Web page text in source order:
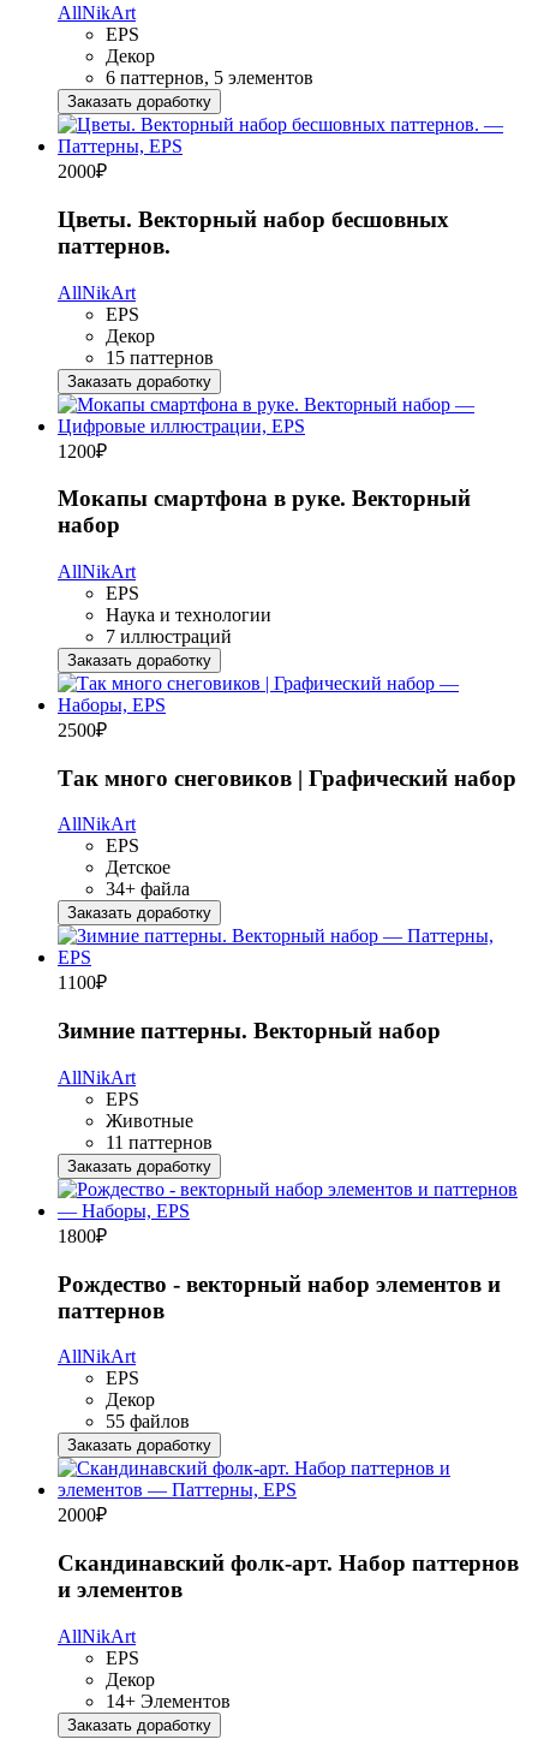
AllNikArt
EPS
Декор
6 паттернов, 5 элементов
Заказать доработку
2000₽
Цветы. Векторный набор бесшовных
паттернов.
AllNikArt
EPS
Декор
15 паттернов
Заказать доработку
1200₽
Мокапы смартфона в руке. Векторный
набор
AllNikArt
EPS
Наука и технологии
7 иллюстраций
Заказать доработку
2500₽
Так много снеговиков | Графический набор
AllNikArt
EPS
Детское
34+ файла
Заказать доработку
1100₽
Зимние паттерны. Векторный набор
AllNikArt
EPS
Животные
11 паттернов
Заказать доработку
1800₽
Рождество - векторный набор элементов и
паттернов
AllNikArt
EPS
Декор
55 файлов
Заказать доработку
2000₽
Скандинавский фолк-арт. Набор паттернов
и элементов
AllNikArt
EPS
Декор
14+ Элементов
Заказать доработку